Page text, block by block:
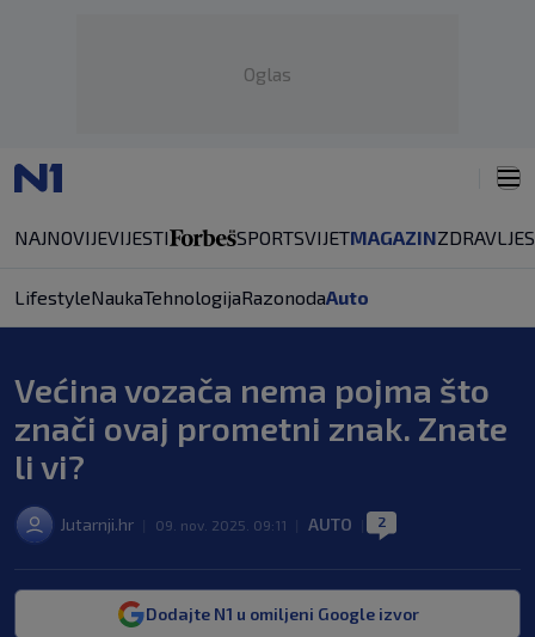
Oglas
NAJNOVIJEVIJESTI SPORTSVIJETMAGAZINZDRAVLJE
LifestyleNaukaTehnologijaRazonodaAuto
Većina vozača nema pojma što
znači ovaj prometni znak. Znate
li vi?
Jutarnji.hr 09. nov. 2025. 09:11 AUTO 2
Dodajte N1 u omiljeni Google izvor